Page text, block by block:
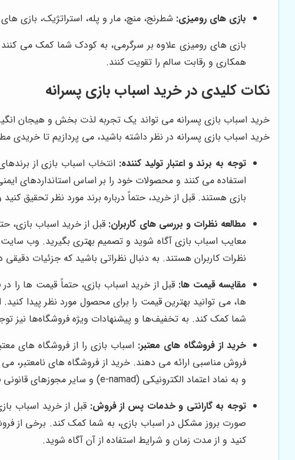
بازی های رومیزی: شطرنج، منچ، مار و پله، استراتژیک، بازی
بازی های رومیزی علاوه بر سرگرمی، به کودک شما کمک می کنند
همکاری و رقابت سالم را تقویت کنند.
نکات کلیدی در خرید اسباب بازی پسرانه
خرید اسباب بازی پسرانه می تواند یک تجربه لذت بخش و هیجان
خرید اسباب بازی پسرانه در نظر داشته باشید، می پردازیم تا
توجه به برند و اعتبار تولید کننده: انتخاب اسباب بازی از
بازی هستند. قبل از خرید، حتماً درباره برند مورد نظر تحقیق کنید
مطالعه نظرات و بررسی های کاربران: قبل از خرید اسباب بازی،
معایب اسباب بازی آگاه شوید و تصمیم بهتری بگیرید. وب
نظرات کاربران هستند. به دنبال نظراتی باشید که جزئیات
مقایسه قیمت ها: قبل از خرید اسباب بازی، حتماً قیمت ها را
ها، می توانید بهترین قیمت را برای محصول مورد نظر پیدا
شما کمک کند. به تخفیف‌ها و پیشنهادات ویژه فروشگاه‌ها نیز
خرید از فروشگاه های معتبر: اسباب بازی را از فروشگاه های
فروش مناسبی ارائه می دهند. خرید از فروشگاه های نامعتبر،
و به نماد اعتماد الکترونیکی (e-namad) و سایر مجوزهای قانونی فروشگاه توجه کنید.
توجه به گارانتی و خدمات پس از فروش: قبل از خرید اسباب
صورت بروز مشکل در اسباب بازی، به شما کمک کند. برخی از
کنید و از مدت زمان و شرایط استفاده از آن آگاه شوید.